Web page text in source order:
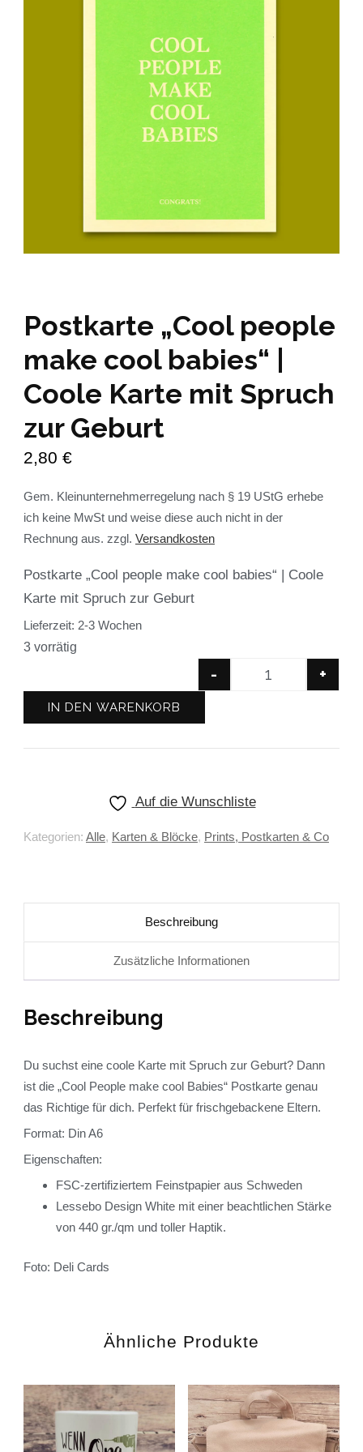
Postkarte „Cool people
make cool babies“ |
Coole Karte mit Spruch
zur Geburt
2,80 €
Gem. Kleinunternehmerregelung nach § 19 UStG erhebe
ich keine MwSt und weise diese auch nicht in der
Rechnung aus. zzgl. Versandkosten
Postkarte „Cool people make cool babies“ | Coole
Karte mit Spruch zur Geburt
Lieferzeit: 2-3 Wochen
3 vorrätig
- +
IN DEN WARENKORB
Auf die Wunschliste
Kategorien: Alle, Karten & Blöcke, Prints, Postkarten & Co
Beschreibung
Zusätzliche Informationen
Beschreibung
Du suchst eine coole Karte mit Spruch zur Geburt? Dann
ist die „Cool People make cool Babies“ Postkarte genau
das Richtige für dich. Perfekt für frischgebackene Eltern.
Format: Din A6
Eigenschaften:
FSC-zertifiziertem Feinstpapier aus Schweden
Lessebo Design White mit einer beachtlichen Stärke
von 440 gr./qm und toller Haptik.
Foto: Deli Cards
Ähnliche Produkte